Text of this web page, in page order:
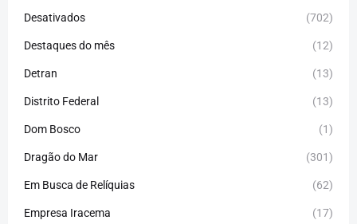
Desativados (702)
Destaques do mês (12)
Detran (13)
Distrito Federal (13)
Dom Bosco (1)
Dragão do Mar (301)
Em Busca de Relíquias (62)
Empresa Iracema (17)